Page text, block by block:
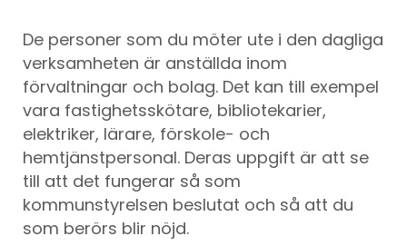
De personer som du möter ute i den dagliga
verksamheten är anställda inom
förvaltningar och bolag. Det kan till exempel
vara fastighetsskötare, bibliotekarier,
elektriker, lärare, förskole- och
hemtjänstpersonal. Deras uppgift är att se
till att det fungerar så som
kommunstyrelsen beslutat och så att du
som berörs blir nöjd.